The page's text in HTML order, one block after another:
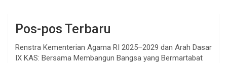
Pos-pos Terbaru
Renstra Kementerian Agama RI 2025–2029 dan Arah Dasar
IX KAS: Bersama Membangun Bangsa yang Bermartabat